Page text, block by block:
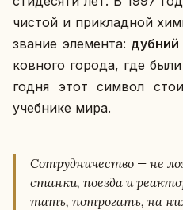
чистой и при­клад­ной
зва­ние эле­мен­та: дубний
ков­но­го города, где
го­дня этот символ
учеб­ни­ке мира.
Со­труд­ни­че­ство — не
станки, поезда и
тать, по­тро­гать, на